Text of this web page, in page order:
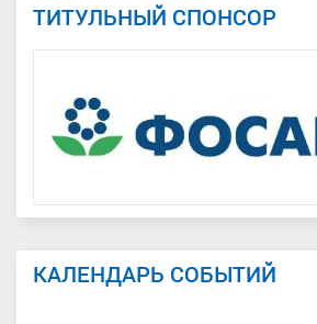
ТИТУЛЬНЫЙ СПОНСОР
КАЛЕНДАРЬ СОБЫТИЙ